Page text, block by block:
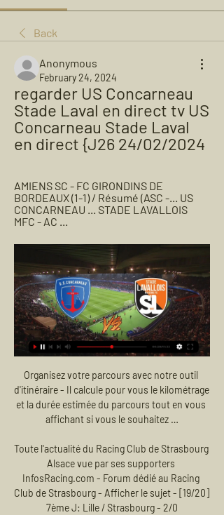
Back
Anonymous
February 24, 2024
regarder US Concarneau
Stade Laval en direct tv US
Concarneau Stade Laval
en direct {J26 24/02/2024
AMIENS SC - FC GIRONDINS DE
BORDEAUX (1-1) / Résumé (ASC -... US
CONCARNEAU ... STADE LAVALLOIS
MFC - AC ...
Organisez votre parcours avec notre outil d'itinéraire - Il calcule pour vous le kilométrage et la durée estimée du parcours tout en vous affichant si vous le souhaitez …

Toute l'actualité du Racing Club de Strasbourg Alsace vue par ses supporters InfosRacing.com - Forum dédié au Racing Club de Strasbourg - Afficher le sujet - [19/20] 7ème J: Lille / Strasbourg - 2/0

Laila Skála Askham est sur Facebook. Inscrivez-vous sur Facebook pour communiquer avec Laila Skála Askham et d’autres personnes que vous pouvez...

Vous pourrez regarder ce match de foot Auxerre Ajaccio en direct sur iPhone, iPad ou smartphone via application Androïd et en live streaming sur internet en prenant un abonnement sur la chaine Canal+ ou beIN en streaming qui possède les droits légaux de diffusion.

Paris sportif, Pari foot, Casino en ligne, Pari en direct, Sport virtuel, Cagnotte football, Meilleures cotes et bonus Sport sur Lonase PremierBet Parifoot Senegal

Page d'accueil - US CONCARNEAU Conférence de presse J26 : US Concarneau – Stade Lavallois Retrouvez la conférence de presse de Stéphane Le Mignan avant la réception du Stade Lavallois pour le ...

Voici la liste des 48 pays composant l'Afrique subsaharienne, avec des sous-listes des meilleurs pays émergeant et au potentiel les plus prometteurs (selon Coface et Obema) . Vous trouverez également la liste des pays francophones d'Afrique subsaharienne

Ligue des champions - Suivez en live la rencontre de Handball opposant PGE Vive Kielce et HC Motor Zaporozhye. Ce match se déroule le 22 septembre 2019 et débute à 20:00. Eurosport propose pour.

directs et rediffusions matchs Stade Lavallois Le prochain match en direct de Laval diffusé en direct à la télé sera diffusé le 24 février 2024 à 15h00 : Concarneau - Laval sur la chaîne Amazon Prime ...

3 rugby club massy essonne 4 abcd xv 5 rc vannetais 6 as montferrandaise. tournoi avignon m16 les 4 premieres equipes se qualifient pour la finale le 29 septembre 2019 a marcoussis oppositions equipe 1 equipe 2 eq. 1 eq.2 p1 : 1 contre 3 montpellier rc provence rugby 26 12 p2 : 1 contre 3 as beziers fc grenoble 7 21 p1 : 3 contre 2 rc toulonnais provence rugby 45 14 p2 : 3 contre 2 lyon ol u.

Découvrez et achetez le livre Appelés à vivre le bonheur ! : livret accompagnateur écrit par Centre interdiocésain de formation pastorale et catéchétique (Lille) chez Décanord sur Lalibrairie.com

Maroc-Nigéria (FINALE CHAN) – Le Soudan a décroché la troisième place du Championnat d’Afrique des Nations des joueurs locaux (CHAN Maroc-2018), après sa victoire aux tirs au but 4-2 face à la Libye (temps réglementaire: 1-1), en match de classement disputé samedi au Grand stade de Marrakech.

Le Hainaut – Nantes-Rezé : les échos du match Les rencontres s’enchaînent pour nos Déferlantes qui, ce vendredi, ont pris la direction de Saint-Amand-les-Eaux, avec l’intention d’aller chercher leur première victoire en championnat.

L’Institut français de Bosnie-Herzégovine a pour mission la diffusion de la langue et de la culture françaises à travers le pays. L’Institut français de Bosnie-Herzégovine a pour mission la diffusion de la langue et de la culture françaises à travers le pays. Créé en …

Home Tags Brazil – Nigeria en Direct Gratuit. Tag: Brazil – Nigeria en Direct Gratuit. Brazil – Nigeria en Direct Gratuit. Sabrina Cherif-octobre 11, 2019. 0. LES MEILLEURS BONUS. 107€ BONUS. Premier pari remboursé! PARIER. 100€ BONUS. Jusqu'à 100 euros de paris gratuits offerts. PARIER. 100€ BONUS. Premier pari remboursé si perdant . PARIER. 100€ BONUS. Premier pari.

FC Rapperswil-Jona FC Black Stars résultats en direct (et la vidéo diffusion en direct streaming en ligne) commence le 5.10.2019. à 15:00 temps UTC àStadion Grünfeld,Rapperswil-Jona,Switzerland en Promotion League,Switzerland.

Honor 20 Pro,Dont 0,02 E d'eco-part et 14 € de RCP. Les présentes Conditions générales de vente s’appliquent à votre achat et au contrat que vous concluez avec le Vendeur.

Antoine Chérel – ATALANTA. Intégration Florent Chevallier . Remerciements Vincent Coudé du Foresto, astronome à l’Observatoire de Paris Pascal Descamps, astronome à l’Observatoire de Paris François Forget, planétologue au CNRS, Institut Pierre Simon Laplace Roland Lehoucq, astrophysicien au Commissariat à l’Energie Atomique

Rojadirecta match de foot de 30 avril et 7 mai 2019 de l'équipe FC Barcelone – Liverpool demi finale de Ligue des champions. Vivez votre match de foot comme un vrai supporter de FC Barcelone – Liverpool demi finale de Ligue des champions pour le championnat de 30 avril et 7 mai 2019 en direct sur SFR Sport, RMC Sport, Bein Sport et Canal+.

PSG - FC Bruges. 1 lieu de diffusion à Angers. Football • Ligue des Champions. 21:00 . Real Madrid - Galatasaray. Voir les lieux de diffusion potentiels à Angers. Afficher tous les matches du jour (5 autres matches) jeudi 7 novembre.

Ligue de Football Professionnel AMIENS SC - FC GIRONDINS DE BORDEAUX (1-1) / Résumé (ASC -... US CONCARNEAU STADE LAVALLOIS MFC - AC ...

Par ailleurs, une autre option s’ouvre aujourd’hui aux téléspectateurs, sans devoir s’abonner à une chaîne télévisée : le streaming. Si ces derniers disposent d’une connexion internet, des sites divers proposent leur service pour permettre le visionnage des matchs de la League Europa en direct.

Hockey Sur Glace Gothiques D'amiens / Diables Rouges aura lieu à Amiens le 22 nov. 2019. Prix 11.80€ Ticketmaster billetterie 100% officielle et garantie

Marie de Bruchard : C’est votre deuxième biographie sur un grand personnage historique et controversé, après Talleyrand (Talleyrand, Le prince immobile, Fayard, 2003). Fouché était-il pour vous un sujet évident, dans une suite logique, à scruter ? Emmanuel de Waresquiel : Il y a certainement cette idée derrière cette double.

Prédiction et statistiques du match de football Alianza Atletico Sullana - Sport Loreto de Pérou Primera Division - Apertura de 01/05/2015. Aussi disponible, toutes les prédictions de la journée de la ligue Pérou Primera Division - Apertura

Le Togo partage ses frontières avec le Ghana, le Bénin et le Burkina Faso. Le pays possède aussi 56 kilomètres de côte le long du golfe de Guinée et recensait 7,8 millions d’habitants en 2018. Pour la première fois depuis 32 ans, le Togo a organisé des élections locales en juin 2019 pour élire les conseillers municipaux. Le parti au.

Caen poursuit sa série avec 4 matchs sans victoire en Ligue 2 (depuis le 09/05/2014). La dernière fois que cette série était égalée ou battue, c'était lors de la période 29/03/2013-27/04/2013 (5 matchs).

Achetez vite vos billets pour tous les événements à Stade Pierre-fabre- Castres, Castres avec Ticketmaster. Accès à la salle, parking, plan de salle

VIDÉO. À Concarneau, le Stade lavallois veut « rivaliser avec 0:50En conférence de presse ce jeudi 22 février 2024, Olivier Frapolli est revenu sur l'envie de « rivaliser avec Auxerre » dans la lutte pour ...Ouest-France · Mélina NICOLLEAU · Il y a 1 jour

Montpellier Angers En Direct À propos de cet événement Montpellier Angers match en direct Live du Dimanche 10 mars 2019 Suivez le match Montpellier Angers en direct LIVE ! Les cotes et notre…

Chambéry Savoie Mont Blanc HB Tremblay En France Handball résultats en direct (et la vidéo diffusion en direct streaming en ligne) commence le 4.9.2019. à 18:30 temps UTC àLe Phare,Chambery,France en LNH Division 1,France.

Le demi-finaliste allemand de la dernière édition de la Ligue Europa, l'Eintracht Francfort part défier les Français de Strasbourg jeudi pour le match aller des barrages, où s'affronteront.

Football. "C'est dommage ce problème de terrain 15 juin 2023 — Le stade municipal Guy Piriou, où l'US Concarneau joue à domicile, n direct tv · direct radio. Retrouvez aussi. La météo · Les jeux.

Buts : Giuliano (42 e et 78 e) pour le Zénith // Horgan (52 e) pour Dundalk. Dans ce match, il ne fallait pas perdre la balle au niveau de la ligne médiane en étant défenseur.

Après cette étude, la Direction Technique National (DTN) a donné son accord à la signature du contrat suivant : - Arthur Leboeuf, né le 10 mars 1997 (1,75m), du club de l’Amicale Lons le Saulnier, rejoindra Champagne Châlons Reims Basket (Marne) en Pro A la saison prochaine.

Laval (Stade lavallois) ⚽ match en direct à la TV - ⚽ Foot Concarneau / Laval. Concarneau. Laval. DIRECT. 19h00. Amazon. samedi 2 mars 2024 tv-sports.fr vous permet de voir rapidement toutes les diffusions de ...

En France, la suppression des péages se traduirait par une hausse de l'impôt de 450 euros par foyer ! Le péage est un système juste, car il ne s'applique qu'aux utilisateurs du réseau et non à l'ensemble des contribuables français. Et le prix payé dépend de la distance parcourue : en toute logique, plus on utilise l'autoroute, plus on.

Concarneau / Laval (TV/Streaming) Sur quelle chaîne suivre 18 avr. 2022 — Comment regarder le match Concarneau / Laval en streaming ? Avec l US Concarneau et le Stade Lavallois. Soit le quatrième du classement ...

AKA: Gabriela Danielsova, Gabriella (legalporno.com), Gabriella Danielsova, Gabrielle Daniels, Gabriela Stevenson (massagerooms.com) Planet Orgy 8 Gabriella Kerez

Vous consultez actuellement la page : Statistique Molde - Tromsø Statistiques des matchs de Molde et Tromsø: afin de vous aider à parier nous affichons les derniers scores et les stats entre Molde FK et Tromsø …

US Concarneau - Stade Lavallois en direct - Ligue 2 Suivez en direct le match de Ligue 2 en Football entre US Concarneau et Stade Lavallois sur Eurosport. Le match commence à 19:00 le 24 février 2024. Lisez les ...

Du 16 octobre au 27 novembre 2015 minuit, l'AHCA organise un jeu concours en partenariat avec les Ducs d'Angers. ***** A GAGNER : 4 places pour le match des Ducs d'Angers contre les Dragons de Rouen le vendredi 4 décembre (Ligue Magnus) + la rencontre avec l'équipe *****

Bnsr j'aimerais connaitre la durée de formation sur Le Centre de Formation Professionnelle d'Excellence (CFPE) de Douala